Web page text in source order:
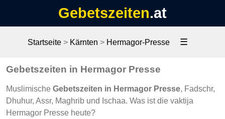
Gebetszeiten.at
Startseite> Kärnten > Hermagor-Presse ☰
Gebetszeiten in Hermagor Presse
Muslimische Gebetszeiten in Hermagor Presse, Fadschr,
Dhuhur, Assr, Maghrib und Ischaa. Was ist die vaktija
Hermagor Presse heute?